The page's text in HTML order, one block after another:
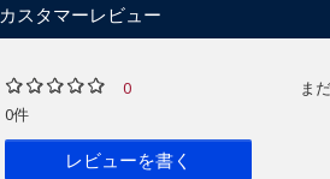
カスタマーレビュー
0
0件
レビューを書く
ま